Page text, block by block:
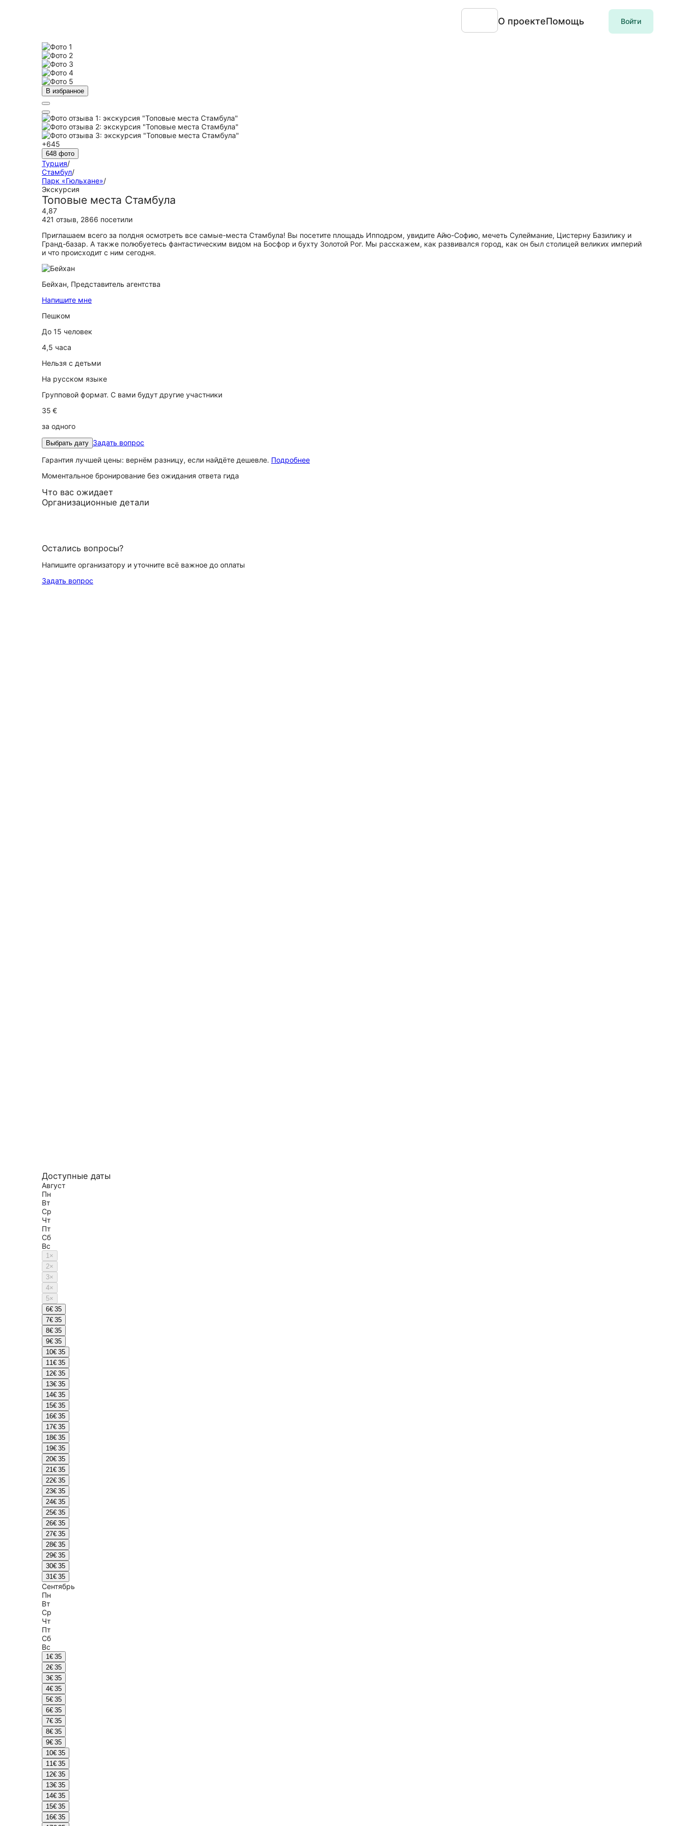
О проектеПомощь Войти
В избранное
+645
648 фото
Турция/
Стамбул/
Парк «Гюльхане»/
Экскурсия
Топовые места Стамбула
4,87
421 отзыв, 2866 посетили
Приглашаем всего за полдня осмотреть все самые-места Стамбула! Вы посетите площадь Ипподром, увидите Айю-Софию, мечеть Сулеймание, Цистерну Базилику и
Гранд-базар. А также полюбуетесь фантастическим видом на Босфор и бухту Золотой Рог. Мы расскажем, как развивался город, как он был столицей великих империй
и что происходит с ним сегодня.
Бейхан, Представитель агентства
Напишите мне
Пешком
До 15 человек
4,5 часа
Нельзя с детьми
На русском языке
Групповой формат. С вами будут другие участники
35 €
за одного
Выбрать дату Задать вопрос
Гарантия лучшей цены: вернём разницу, если найдёте дешевле. Подробнее
Моментальное бронирование без ожидания ответа гида
Что вас ожидает
Организационные детали
Остались вопросы?
Напишите организатору и уточните всё важное до оплаты
Задать вопрос
Доступные даты
Август
Пн
Вт
Ср
Чт
Пт
Сб
Вс
1×
2×
3×
4×
5×
6€ 35
7€ 35
8€ 35
9€ 35
10€ 35
11€ 35
12€ 35
13€ 35
14€ 35
15€ 35
16€ 35
17€ 35
18€ 35
19€ 35
20€ 35
21€ 35
22€ 35
23€ 35
24€ 35
25€ 35
26€ 35
27€ 35
28€ 35
29€ 35
30€ 35
31€ 35
Сентябрь
Пн
Вт
Ср
Чт
Пт
Сб
Вс
1€ 35
2€ 35
3€ 35
4€ 35
5€ 35
6€ 35
7€ 35
8€ 35
9€ 35
10€ 35
11€ 35
12€ 35
13€ 35
14€ 35
15€ 35
16€ 35